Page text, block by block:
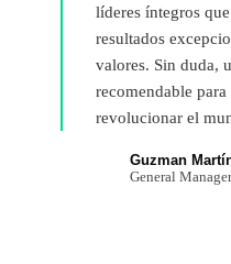
líderes íntegros
resultados
valores. Sin duda,
recomendable
revolucionar el
Guzman
General